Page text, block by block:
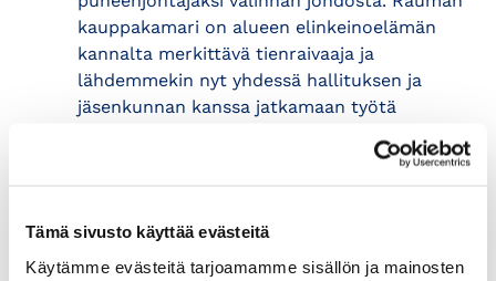
Tämä sivusto käyttää evästeitä
Käytämme evästeitä tarjoamamme sisällön ja mainosten
kauppakamari on alueen elinkeinoelämän
kannalta merkittävä tienraivaaja ja
lähdemmekin nyt yhdessä hallituksen ja
jäsenkunnan kanssa jatkamaan työtä
menestykselle myös tulevaisuudessa.
sekä innovatiivista yritystoimintaa ja alueen
osaaminen on huippuluokkaa. Mekään